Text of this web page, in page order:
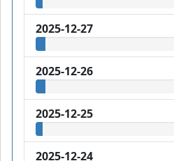
2025-12-27
2025-12-26
2025-12-25
2025-12-24